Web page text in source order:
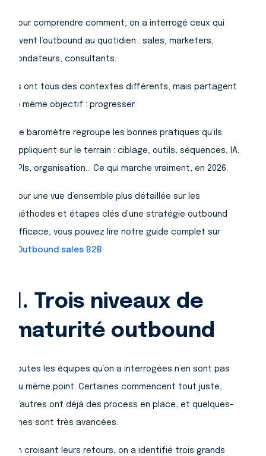
Pour comprendre comment, on a interrogé ceux qui
vivent l’outbound au quotidien : sales, marketers,
fondateurs, consultants.
Ils ont tous des contextes différents, mais partagent
le même objectif : progresser.
Ce baromètre regroupe les bonnes pratiques qu’ils
appliquent sur le terrain : ciblage, outils, séquences, IA,
KPIs, organisation… Ce qui marche vraiment, en 2026.
Pour une vue d’ensemble plus détaillée sur les
méthodes et étapes clés d’une stratégie outbound
efficace, vous pouvez lire notre guide complet sur
Outbound sales B2B
1. Trois niveaux de
maturité outbound
Toutes les équipes qu’on a interrogées n’en sont pas
au même point. Certaines commencent tout juste,
d’autres ont déjà des process en place, et quelques-
unes sont très avancées.
En croisant leurs retours, on a identifié trois grands